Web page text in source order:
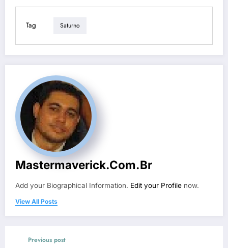
Tag Saturno
Mastermaverick.com.br
Add your Biographical Information. Edit your Profile now.
View All Posts
Previous post